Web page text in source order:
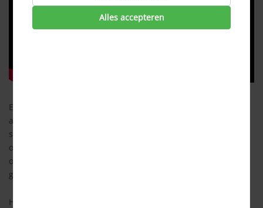
Een verzekering die schade dekt aan je opstal (de woning en
alles wat nagelvast zit aan uw woning). Het gaat dan om
schade die is veroorzaakt door bijvoorbeeld brand,
ontploffing, storm, bliksem of een inbraak. Een
opstalverzekering wordt ook wel woonhuisverzekering
genoemd.
Het is wettelijk geen verplichte verzekering, maar de meeste
Alles accepteren